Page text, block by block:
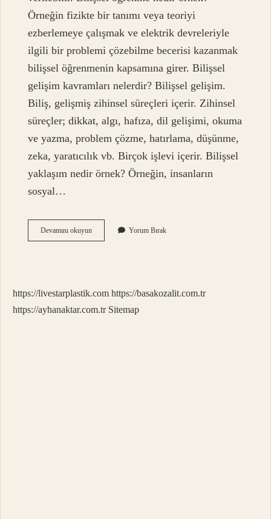
Örneğin fizikte bir tanımı veya teoriyi
ezberlemeye çalışmak ve elektrik devreleriyle
ilgili bir problemi çözebilme becerisi kazanmak
bilişsel öğrenmenin kapsamına girer. Bilişsel
gelişim kavramları nelerdir? Bilişsel gelişim.
Biliş, gelişmiş zihinsel süreçleri içerir. Zihinsel
süreçler; dikkat, algı, hafıza, dil gelişimi, okuma
ve yazma, problem çözme, hatırlama, düşünme,
zeka, yaratıcılık vb. Birçok işlevi içerir. Bilişsel
yaklaşım nedir örnek? Örneğin, insanların
sosyal…
Devamını okuyunBilişsel
Kavram
Yorum Bırak
https://livestarplastik.com https://basakozalit.com.tr
https://ayhanaktar.com.tr Sitemap